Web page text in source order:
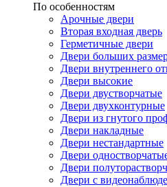
По особенностям
Арочные двери
Вторая входная дверь
Герметичные двери
Двери больших
Двери внутреннего
Двери высокие
Двери двустворчатые
Двери двухконтурные
Двери из гнутого
Двери накладные
Двери нестандартные
Двери
Двери
Двери с